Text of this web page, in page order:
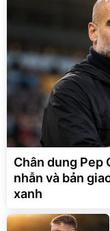
Chân dung Pep
nhẫn và bản
xanh